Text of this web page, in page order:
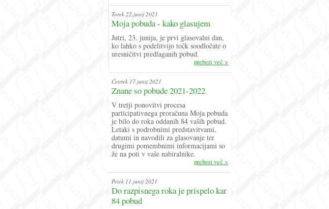
Torek 22.junij 2021
Moja pobuda - kako glasujem
Jutri, 23. junija, je prvi glasovalni dan,
ko lahko s podelitvijo točk soodločate o
uresničitvi predlaganih pobud.
preberi več >
Četrtek 17.junij 2021
Znane so pobude 2021-2022
V tretji ponovitvi procesa
participativnega proračuna Moja pobuda
je bilo do roka oddanih 84 vaših pobud.
Letaki s podrobnimi predstavitvami,
datumi in navodili za glasovanje ter
drugimi pomembnimi informacijami so
že na poti v vaše nabiralnike.
preberi več >
Petek 11.junij 2021
Do razpisnega roka je prispelo kar
84 pobud